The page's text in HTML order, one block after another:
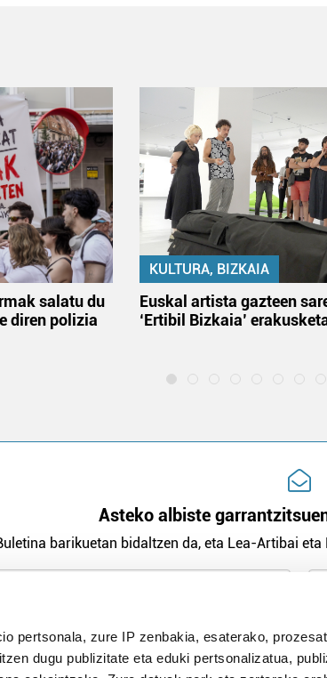
pertsonala, zure IP zenbakia, esaterako,
dugu publizitate eta eduki pertsonalizatua,
salatu du
diren polizia
KULTURA, BIZKAIA
Euskal artista gazteen
‘Ertibil Bizkaia’
Asteko albiste
barikuetan bidaltzen da, eta Lea-Artibai